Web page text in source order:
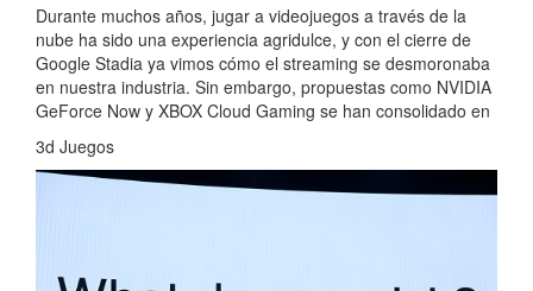
Durante muchos años, jugar a videojuegos a través de la
nube ha sido una experiencia agridulce, y con el cierre de
Google Stadia ya vimos cómo el streaming se desmoronaba
en nuestra industria. Sin embargo, propuestas como NVIDIA
GeForce Now y XBOX Cloud Gaming se han consolidado en
3d Juegos